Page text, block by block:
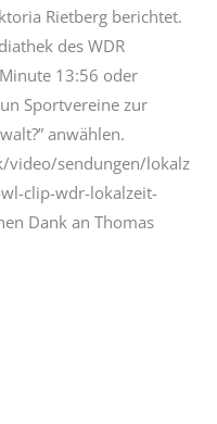
Rietberg berichtet.
des WDR
13:56 oder
Sportvereine zur
anwählen.
sendungen/lokalz
clip-wdr-lokalzeit-
Dank an Thomas